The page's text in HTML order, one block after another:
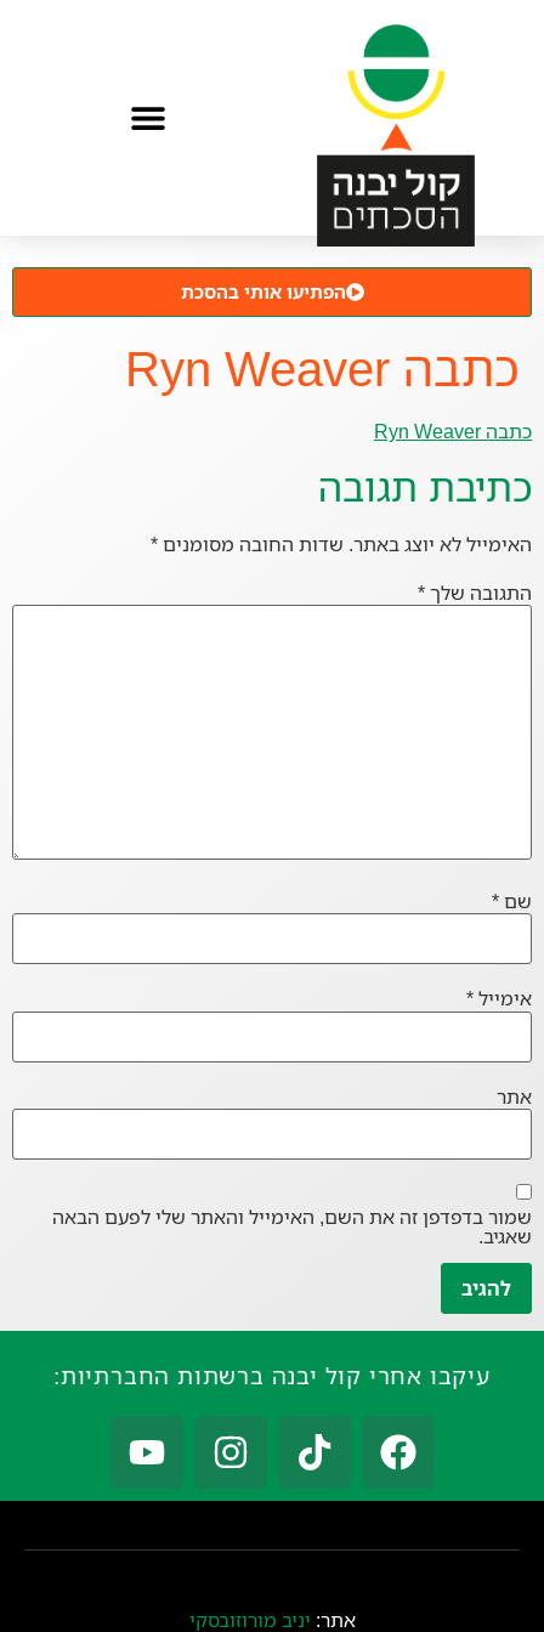
הפתיעו אותי בהסכת
כתבה Ryn Weaver
כתבה Ryn Weaver
כתיבת תגובה
האימייל לא יוצג באתר. שדות החובה מסומנים*
התגובה שלך*
שם*
אימייל*
אתר
שמור בדפדפן זה את השם, האימייל והאתר שלי לפעם הבאה
שאגיב.
עיקבו אחרי קול יבנה ברשתות החברתיות:
אתר: יניב מורוזובסקי